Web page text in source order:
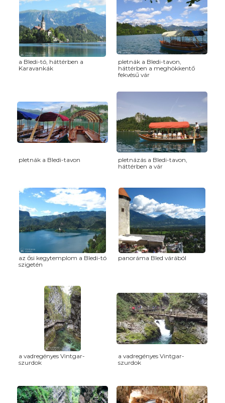
a Bledi-tó, háttérben a
Karavankák
pletnák a Bledi-tavon,
háttérben a meghökkentő
fekvésű vár
pletnák a Bledi-tavon
pletnázás a Bledi-tavon,
háttérben a vár
az ősi kegytemplom a Bledi-tó
szigetén
panoráma Bled várából
a vadregényes Vintgar-
szurdok
a vadregényes Vintgar-
szurdok